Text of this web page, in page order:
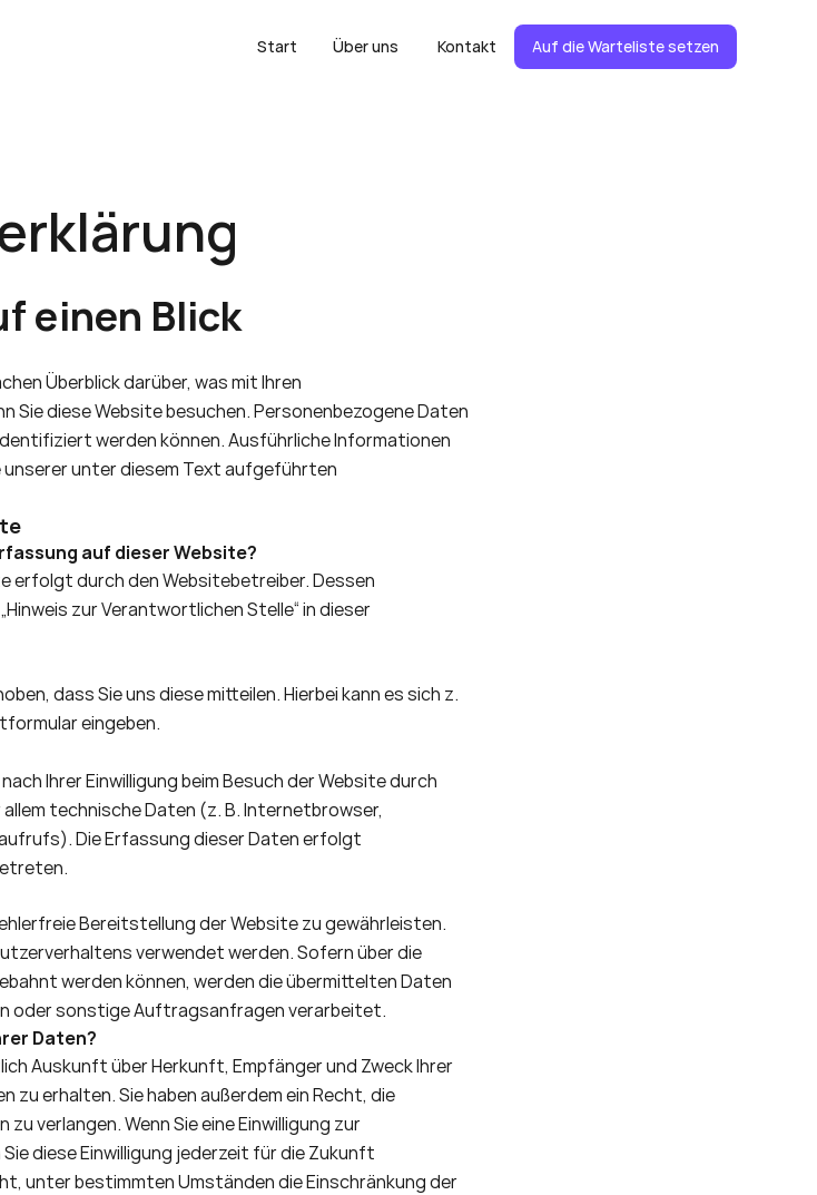
Start Über uns Kontakt Auf die Warteliste setzen
einen Blick
Überblick darüber, was mit Ihren
Sie diese Website besuchen. Personenbezogene Daten
werden können. Ausführliche Informationen
unter diesem Text aufgeführten
auf dieser Website?
erfolgt durch den Websitebetreiber. Dessen
zur Verantwortlichen Stelle“ in dieser
dass Sie uns diese mitteilen. Hierbei kann es sich z.
eingeben.
Ihrer Einwilligung beim Besuch der Website durch
technische Daten (z. B. Internetbrowser,
Die Erfassung dieser Daten erfolgt
Bereitstellung der Website zu gewährleisten.
verwendet werden. Sofern über die
werden können, werden die übermittelten Daten
oder sonstige Auftragsanfragen verarbeitet.
Daten?
Auskunft über Herkunft, Empfänger und Zweck Ihrer
erhalten. Sie haben außerdem ein Recht, die
verlangen. Wenn Sie eine Einwilligung zur
diese Einwilligung jederzeit für die Zukunft
unter bestimmten Umständen die Einschränkung der